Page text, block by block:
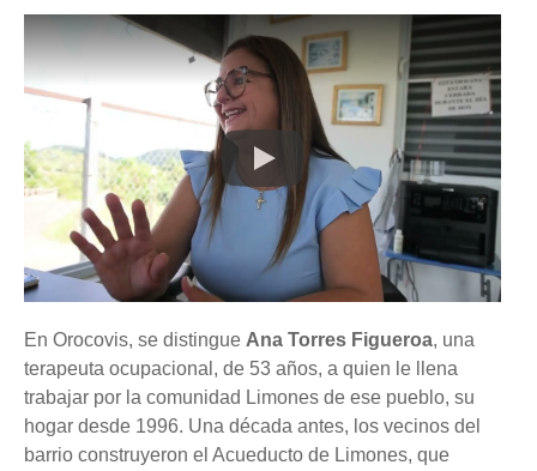
En Orocovis, se distingue Ana Torres Figueroa, una
terapeuta ocupacional, de 53 años, a quien le llena
trabajar por la comunidad Limones de ese pueblo, su
hogar desde 1996. Una década antes, los vecinos del
barrio construyeron el Acueducto de Limones, que